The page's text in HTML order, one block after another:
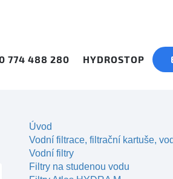
774 488 280 HYDROSTOP
Úvod
Vodní filtrace, filtrační kartuše,
Vodní filtry
Filtry na studenou vodu